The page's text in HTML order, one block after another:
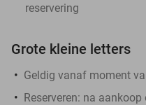
reservering
Grote kleine letters
Geldig vanaf moment
Reserveren: na aankoop